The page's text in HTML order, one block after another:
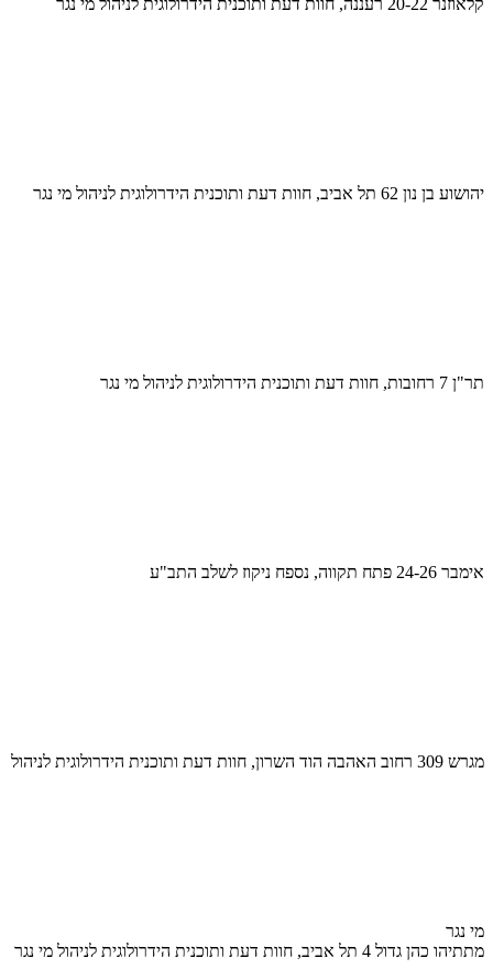
יהושוע בן נון 62 תל אביב, חוות דעת ותוכנית הידרולוגית לניהול מי נגר
תר"ן 7 רחובות, חוות דעת ותוכנית הידרולוגית לניהול מי נגר
אימבר 24-26 פתח תקווה, נספח ניקוז לשלב התב"ע
מגרש 309 רחוב האהבה הוד השרון, חוות דעת ותוכנית הידרולוגית לניהול
מי נגר
מתתיהו כהן גדול 4 תל אביב, חוות דעת ותוכנית הידרולוגית לניהול מי נגר